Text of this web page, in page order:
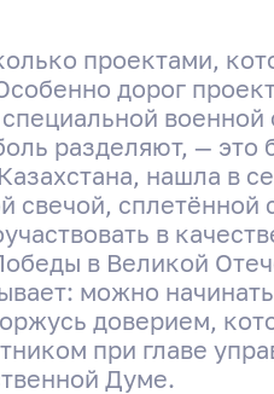
проектами,
дорог
военной
разделяют, — это
нашла в
свечой,
в
в Великой
можно
доверием,
при главе
Думе.